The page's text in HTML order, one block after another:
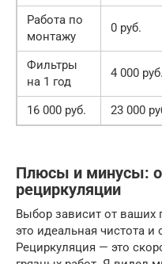
Работа по
монтажу
0 руб.
Фильтры
на 1 год
4 000 руб.
16 000 руб. 23 000
Плюсы и минусы:
рециркуляции
Выбор зависит от ваших
это идеальная чистота и
Рециркуляция — это